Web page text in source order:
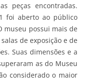
peças encontradas.
foi aberto ao público
museu possui mais de
de exposição e de
Suas dimensões e a
as do Museu
considerado o maior